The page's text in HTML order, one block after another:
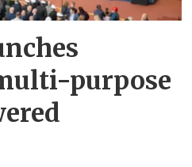
purpose